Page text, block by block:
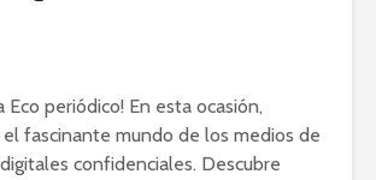
Eco periódico! En esta ocasión,
fascinante mundo de los medios de
confidenciales. Descubre